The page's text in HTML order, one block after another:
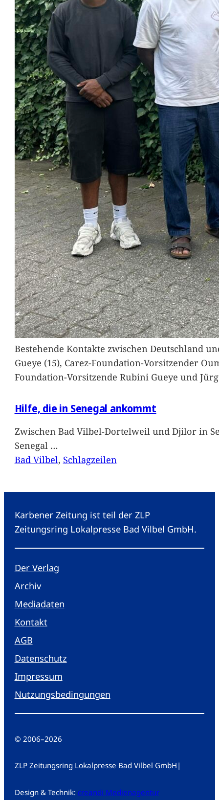
Bestehende Kontakte zwischen Deutschland
Gueye (15), Carez-Foundation-Vorsitzender
Foundation-Vorsitzende Rubini Gueye und
Hilfe, die in Senegal ankommt
Zwischen Bad Vilbel-Dortelweil und Djilor in
Senegal …
Bad Vilbel, Schlagzeilen
Karbener Zeitung ist teil der ZLP
Zeitungsring Lokalpresse Bad Vilbel GmbH.
Der Verlag
Archiv
Mediadaten
Kontakt
AGB
Datenschutz
Impressum
Nutzungsbedingungen
© 2006–2026
ZLP Zeitungsring Lokalpresse Bad Vilbel GmbH |
Design & Technik: creandi Medienagentur